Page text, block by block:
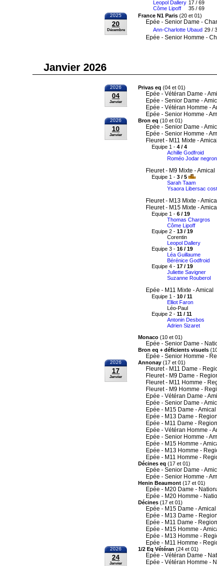
Leopol Dallery
Côme Lipoff
17 / 69
35 / 69
2025
20
Décembre
France N1 Paris (20 et 01)
Epée - Senior Dame -
Ann-Charlotte Ubaud 29 /
Epée - Senior Homme -
Janvier 2026
2026
04
Janvier
Privas eq (04 et 01)
Epée - Vétéran Dame -
Epée - Senior Dame -
Epée - Vétéran Homme -
Epée - Senior Homme -
2026
10
Janvier
Bron eq (10 et 01)
Epée - Senior Dame -
Epée - Senior Homme -
Fleuret - M11 Mixte -
Equipe 1 - 4 / 4
Achille Godfroid
Roméo Jodar
Fleuret - M9 Mixte - Amical
Equipe 1 - 3 / 5
Sarah Taam
Ysaora Libersac
Fleuret - M13 Mixte -
Fleuret - M15 Mixte -
Equipe 1 - 6 / 19
Thomas Chargros
Côme Lipoff
Equipe 2 - 13 / 19
Corentin
Leopol Dallery
Equipe 3 - 16 / 19
Léa Guillaume
Bérénice Godfroid
Equipe 4 - 17 / 19
Juliette Savigner
Suzanne Rouberol
Epée - M11 Mixte - Amical
Equipe 1 - 10 / 11
Elliot Faron
Léo-Paul
Equipe 2 - 11 / 11
Antonin Desbos
Adrien Sizaret
Monaco (10 et 01)
Epée - Senior Dame -
Bron eq + déficients visuels
Epée - Senior Homme -
2026
17
Janvier
Annonay (17 et 01)
Fleuret - M11 Dame -
Fleuret - M9 Dame -
Fleuret - M11 Homme -
Fleuret - M9 Homme -
Epée - Vétéran Dame -
Epée - Senior Dame -
Epée - M15 Dame - Amical
Epée - M13 Dame -
Epée - M11 Dame -
Epée - Vétéran Homme -
Epée - Senior Homme -
Epée - M15 Homme -
Epée - M13 Homme -
Epée - M11 Homme -
Décines eq (17 et 01)
Epée - Senior Dame -
Epée - Senior Homme -
Henin Beaumont (17 et 01)
Epée - M20 Dame -
Epée - M20 Homme -
Décines (17 et 01)
Epée - M15 Dame - Amical
Epée - M13 Dame -
Epée - M11 Dame -
Epée - M15 Homme -
Epée - M13 Homme -
Epée - M11 Homme -
2026
24
Janvier
1/2 Eq Vétéran (24 et 01)
Epée - Vétéran Dame -
Epée - Vétéran Homme -